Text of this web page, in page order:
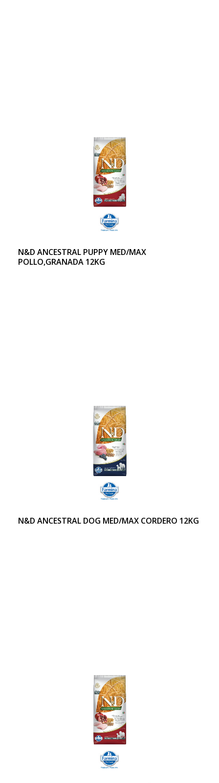
N&D ANCESTRAL PUPPY MED/MAX
POLLO,GRANADA 12KG
N&D ANCESTRAL DOG MED/MAX CORDERO 12KG